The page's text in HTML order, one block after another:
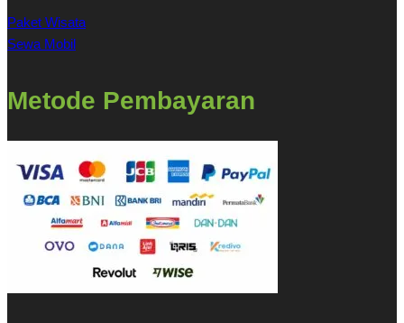
Paket Wisata
Sewa Mobil
Metode Pembayaran